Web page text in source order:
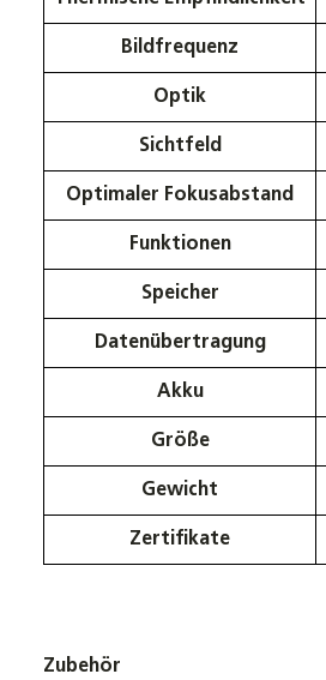
Bildfrequenz
Optik
Sichtfeld
Optimaler Fokusabstand
Funktionen
Speicher
Datenübertragung
Akku
Größe
Gewicht
Zertifikate
Zubehör